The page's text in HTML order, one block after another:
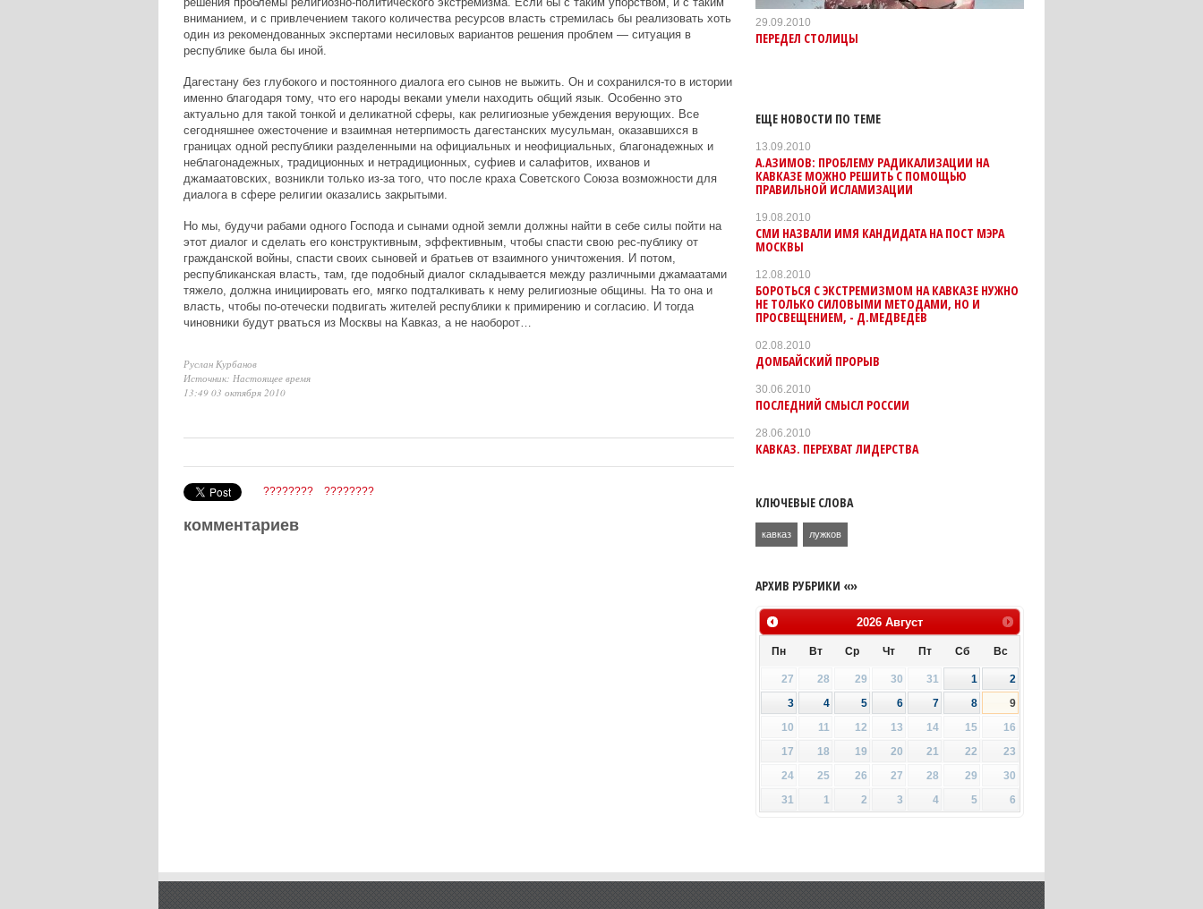
вниманием, и с привлечением такого количества ресурсов власть стремилась бы реализовать хоть
один из рекомендованных экспертами несиловых вариантов решения проблем — ситуация в
республике была бы иной.
Дагестану без глубокого и постоянного диалога его сынов не выжить. Он и сохранился-то в истории
именно благодаря тому, что его народы веками умели находить общий язык. Особенно это
актуально для такой тонкой и деликатной сферы, как религиозные убеждения верующих. Все
сегодняшнее ожесточение и взаимная нетерпимость дагестанских мусульман, оказавшихся в
границах одной республики разделенными на официальных и неофициальных, благонадежных и
неблагонадежных, традиционных и нетрадиционных, суфиев и салафитов, ихванов и
джамаатовских, возникли только из-за того, что после краха Советского Союза возможности для
диалога в сфере религии оказались закрытыми.
Но мы, будучи рабами одного Господа и сынами одной земли должны найти в себе силы пойти на
этот диалог и сделать его конструктивным, эффективным, чтобы спасти свою рес-публику от
гражданской войны, спасти своих сыновей и братьев от взаимного уничтожения. И потом,
республиканская власть, там, где подобный диалог складывается между различными джамаатами
тяжело, должна инициировать его, мягко подталкивать к нему религиозные общины. На то она и
власть, чтобы по-отечески подвигать жителей республики к примирению и согласию. И тогда
чиновники будут рваться из Москвы на Кавказ, а не наоборот…
Руслан Курбанов
Источник: Настоящее время
13:49 03 октября 2010
???????? ????????
комментариев
29.09.2010
ПЕРЕДЕЛ СТОЛИЦЫ
ЕЩЕ НОВОСТИ ПО ТЕМЕ
13.09.2010
А.АЗИМОВ: ПРОБЛЕМУ РАДИКАЛИЗАЦИИ НА
КАВКАЗЕ МОЖНО РЕШИТЬ С ПОМОЩЬЮ
ПРАВИЛЬНОЙ ИСЛАМИЗАЦИИ
19.08.2010
СМИ НАЗВАЛИ ИМЯ КАНДИДАТА НА ПОСТ МЭРА
МОСКВЫ
12.08.2010
БОРОТЬСЯ С ЭКСТРЕМИЗМОМ НА КАВКАЗЕ НУЖНО
НЕ ТОЛЬКО СИЛОВЫМИ МЕТОДАМИ, НО И
ПРОСВЕЩЕНИЕМ, - Д.МЕДВЕДЕВ
02.08.2010
ДОМБАЙСКИЙ ПРОРЫВ
30.06.2010
ПОСЛЕДНИЙ СМЫСЛ РОССИИ
28.06.2010
КАВКАЗ. ПЕРЕХВАТ ЛИДЕРСТВА
КЛЮЧЕВЫЕ СЛОВА
кавказ лужков
АРХИВ РУБРИКИ «»
2026 Август
Пн Вт Ср Чт Пт Сб Вс
27 28 29 30 31 1
2
3
4 5 6 7 8
9
10
11 12 13 14 15
16
17
18 19 20 21 22
23
24
25 26 27 28 29
30
31
1 2 3 4 5 6